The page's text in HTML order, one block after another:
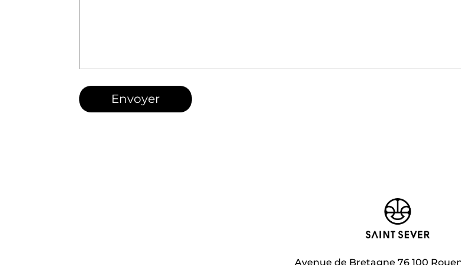
Avenue de Bretagne 76 100